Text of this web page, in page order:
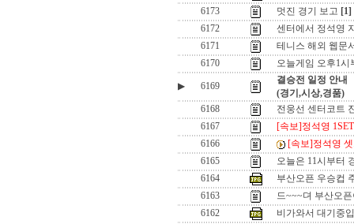
6173
멋진 경기 보고 [1]
6172
센터에서 정석영
6171
테니스 해외 웹문
6170
오늘게임 오후1시
▶ 6169
결승전 일정 안내
(경기,시상,경품)
6168
전웅선 센터코트
6167
[속보]정석영
6166
[속보]정석영
6165
오늘은 11시부터
6164
부산오픈 우승컵
6163
드~~~뎌 부산오
6162
비가와서 대기중